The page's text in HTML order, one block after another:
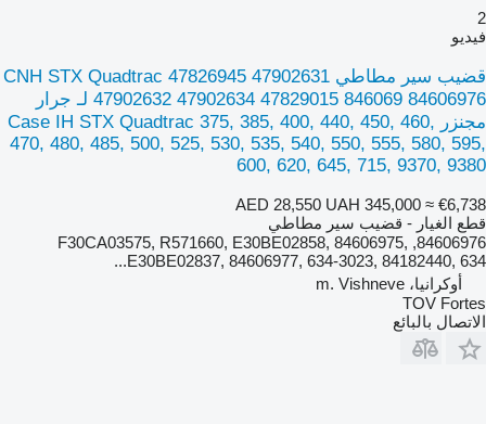
2
فيديو
قضيب سير مطاطي CNH STX Quadtrac 47826945 47902631
47902632 47902634 47829015 846069 84606976 لـ جرار
مجنزر Case IH STX Quadtrac 375, 385, 400, 440, 450, 460,
470, 480, 485, 500, 525, 530, 535, 540, 550, 555, 580, 595,
600, 620, 645, 715, 9370, 9380
AED 28,550 UAH 345,000 ≈ €6,738
قطع الغيار - قضيب سير مطاطي
84606976, F30CA03575, R571660, E30BE02858, 84606975,
E30BE02837, 84606977, 634-3023, 84182440, 634...
أوكرانيا، m. Vishneve
TOV Fortes
الاتصال بالبائع